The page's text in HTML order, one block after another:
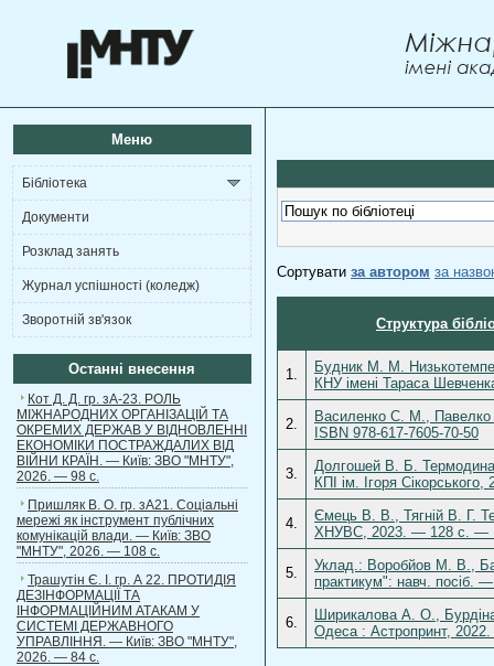
Меню
Бібліотека
Документи
Розклад занять
Журнал успішності (коледж)
Зворотній зв'язок
Останні внесення
Кот Д. Д. гр. зА-23. РОЛЬ
МІЖНАРОДНИХ ОРГАНІЗАЦІЙ ТА
ОКРЕМИХ ДЕРЖАВ У ВІДНОВЛЕННІ
ЕКОНОМІКИ ПОСТРАЖДАЛИХ ВІД
ВІЙНИ КРАЇН. — Київ: ЗВО "МНТУ",
2026. — 98 с.
Пришляк В. О. гр. зА21. Соціальні
мережі як інструмент публічних
комунікацій влади. — Київ: ЗВО
"МНТУ", 2026. — 108 с.
Трашутін Є. І. гр. А 22. ПРОТИДІЯ
ДЕЗІНФОРМАЦІЇ ТА
ІНФОРМАЦІЙНИМ АТАКАМ У
СИСТЕМІ ДЕРЖАВНОГО
УПРАВЛІННЯ. — Київ: ЗВО "МНТУ",
2026. — 84 с.
Сортувати за автором за
Структура
1.
Будник М. М.
КНУ імені Тараса
2.
Василенко С. М., Павелко
ISBN 978-617-7605-70-50
3.
Долгошей В. Б.
КПІ ім. Ігоря
4.
Ємець В. В., Тягній В. Г.
ХНУВС, 2023. — 128 с. —
5.
Уклад.: Воробйов М. В.,
практикум": навч. посіб.
6.
Ширикалова А. О.,
Oдеса : Астропринт,